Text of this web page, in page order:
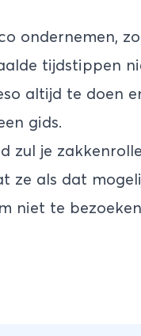
ondernemen,
tijdstippen
altijd te doen
gids.
zul je
ze als dat
niet te